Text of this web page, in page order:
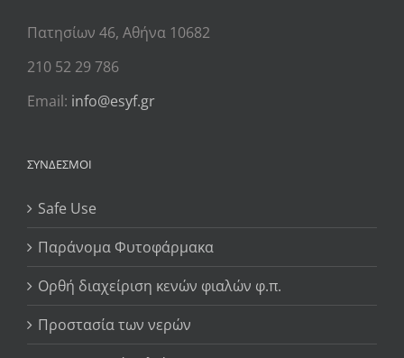
Πατησίων 46, Αθήνα 10682
210 52 29 786
Email: info@esyf.gr
ΣΥΝΔΕΣΜΟΙ
Safe Use
Παράνομα Φυτοφάρμακα
Ορθή διαχείριση κενών φιαλών φ.π.
Προστασία των νερών